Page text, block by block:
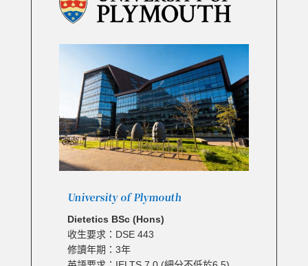
University of Plymouth
Dietetics BSc (Hons)
收生要求：DSE 443
修讀年期：3年